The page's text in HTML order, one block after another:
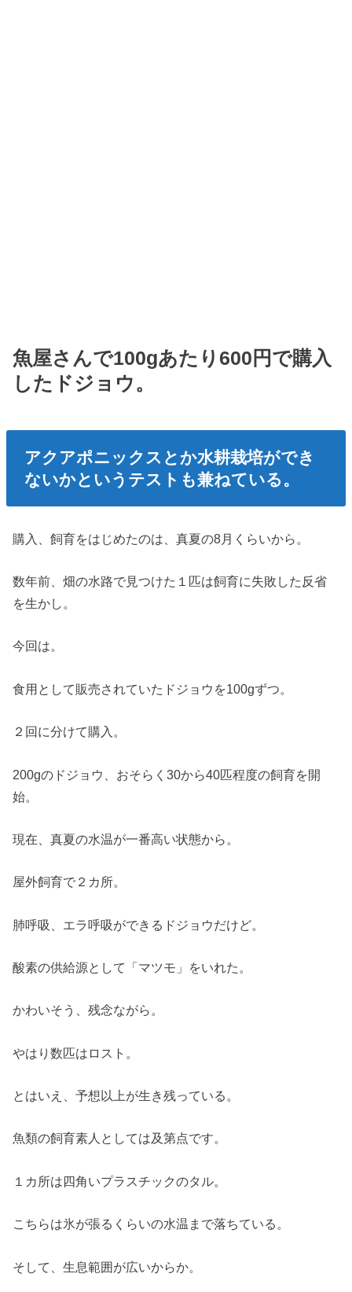
魚屋さんで100gあたり600円で購入
したドジョウ。
アクアポニックスとか水耕栽培ができ
ないかというテストも兼ねている。
購入、飼育をはじめたのは、真夏の8月くらいから。
数年前、畑の水路で見つけた１匹は飼育に失敗した反省
を生かし。
今回は。
食用として販売されていたドジョウを100gずつ。
２回に分けて購入。
200gのドジョウ、おそらく30から40匹程度の飼育を開
始。
現在、真夏の水温が一番高い状態から。
屋外飼育で２カ所。
肺呼吸、エラ呼吸ができるドジョウだけど。
酸素の供給源として「マツモ」をいれた。
かわいそう、残念ながら。
やはり数匹はロスト。
とはいえ、予想以上が生き残っている。
魚類の飼育素人としては及第点です。
１カ所は四角いプラスチックのタル。
こちらは氷が張るくらいの水温まで落ちている。
そして、生息範囲が広いからか。